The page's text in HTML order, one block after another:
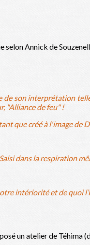
selon Annick de
son interprétation
"Alliance de feu" !
que créé à l'image de
dans la respiration
intériorité et de
un atelier de Téhima